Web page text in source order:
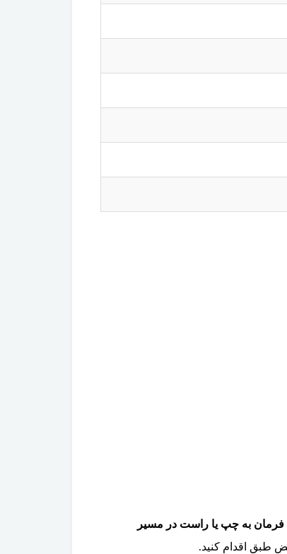
فرمان به چپ یا راست در مسیر
طبق اقدام کنید.